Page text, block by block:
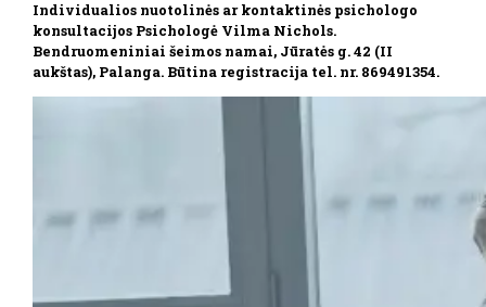
Individualios nuotolinės ar kontaktinės psichologo
konsultacijos Psichologė Vilma Nichols.
Bendruomeniniai šeimos namai, Jūratės g. 42 (II
aukštas), Palanga. Būtina registracija tel. nr. 869491354.